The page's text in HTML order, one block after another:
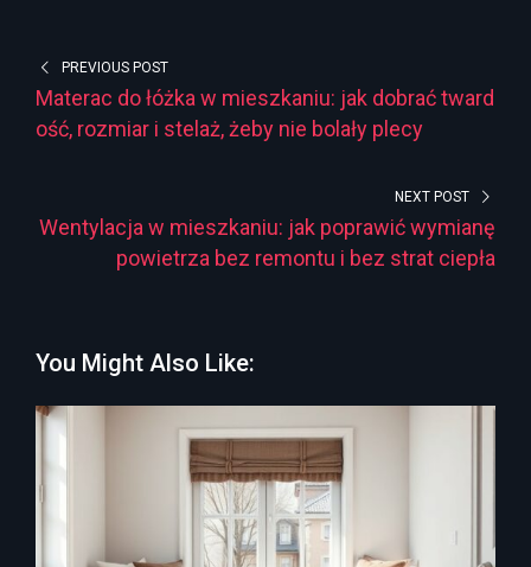
PREVIOUS POST
Materac do łóżka w mieszkaniu: jak dobrać tward
ość, rozmiar i stelaż, żeby nie bolały plecy
NEXT POST
Wentylacja w mieszkaniu: jak poprawić wymianę
powietrza bez remontu i bez strat ciepła
You Might Also Like: